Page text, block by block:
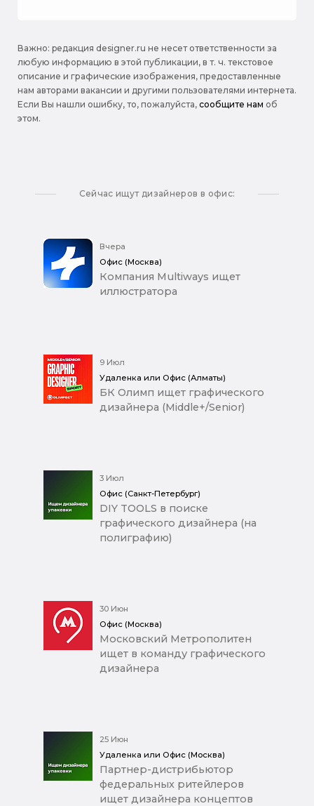
Важно: pедакция designer.ru не несет ответственности за
любую информацию в этой публикации, в т. ч. текстовое
описание и графические изображения, предоставленные
нам авторами вакансии и другими пользователями интернета.
Если Вы нашли ошибку, то, пожалуйста, сообщите нам об
этом.
Сейчас ищут дизайнеров в офис:
Вчера
Офис (Москва)
Компания Multiways ищет
иллюстратора
9 Июл
Удаленка или Офис (Алматы)
БК Олимп ищет графического
дизайнера (Middle+/Senior)
3 Июл
Офис (Санкт-Петербург)
DIY TOOLS в поиске
графического дизайнера (на
полиграфию)
30 Июн
Офис (Москва)
Московский Метрополитен
ищет в команду графического
дизайнера
25 Июн
Удаленка или Офис (Москва)
Партнер-дистрибьютор
федеральных ритейлеров
ищет дизайнера концептов